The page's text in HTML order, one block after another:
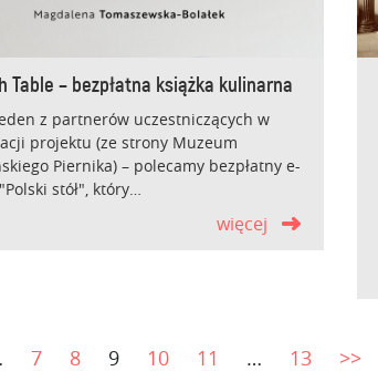
Table – bezpłatna książka kulinarna
z partnerów uczestniczących w
projektu (ze strony Muzeum
Piernika) – polecamy bezpłatny e-
stół", który…
więcej
7 8 9 10 11 … 13 >>